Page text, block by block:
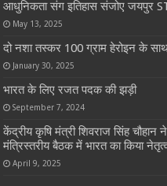
आधुनिकता संग इतिहास संजोए जयपुर
May 13, 2025
दो नशा तस्कर 100 ग्राम हेरोइन के साथ
January 30, 2025
भारत के लिए रजत पदक की झड़ी
September 7, 2024
केंद्रीय कृषि मंत्री शिवराज सिंह चौहान
मंत्रिस्तरीय बैठक में भारत का किया
April 9, 2025